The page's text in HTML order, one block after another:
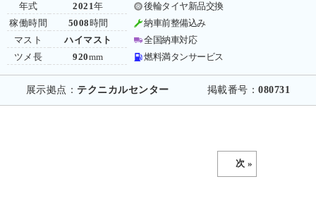
年式
稼働時間
マスト
ツメ長
2021年
5008 時間
ハイマスト
920mm
後輪タイヤ新品交換
納車前整備込み
全国納車対応
燃料満タンサービス
展示拠点： テクニカルセンター 掲載番号：080731
次 »